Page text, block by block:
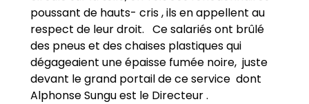
poussant de hauts- cris , ils en appellent au
respect de leur droit. Ce salariés ont brûlé
des pneus et des chaises plastiques qui
dégageaient une épaisse fumée noire, juste
devant le grand portail de ce service dont
Alphonse Sungu est le Directeur .